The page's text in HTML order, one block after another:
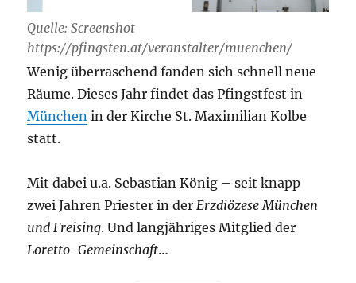
Quelle: Screenshot
https://pfingsten.at/veranstalter/muenchen/
Wenig überraschend fanden sich schnell neue
Räume. Dieses Jahr findet das Pfingstfest in
München in der Kirche St. Maximilian Kolbe
statt.
Mit dabei u.a. Sebastian König – seit knapp
zwei Jahren Priester in derErzdiözese München
und Freising. Und langjähriges Mitglied der
Loretto-Gemeinschaft…